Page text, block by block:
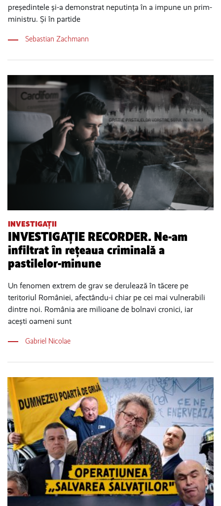
președintele și-a demonstrat neputința în a impune un prim-
ministru. Și în partide
Sebastian Zachmann
INVESTIGAȚII
INVESTIGAȚIE RECORDER. Ne-am
infiltrat în rețeaua criminală a
pastilelor-minune
Un fenomen extrem de grav se derulează în tăcere pe
teritoriul României, afectându-i chiar pe cei mai vulnerabili
dintre noi. România are milioane de bolnavi cronici, iar
acești oameni sunt
Gabriel Nicolae